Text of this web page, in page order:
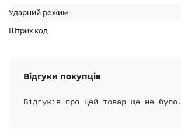
Ударний режим
Штрих код
Відгуки покупців
Відгуків про цей товар ще не було.